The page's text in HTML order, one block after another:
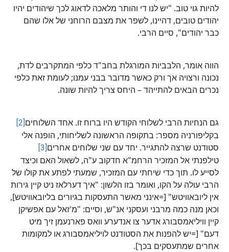
להיות גוי טוב. "יש לנו די והותר מלאכה לדאוג לכך שיהודים יהיו
יהודים טובים, דהיינו, לשפר את מצבם הרוחני של אלו שהם
כבר יהודים", סיים הרבי.
הווה אומר, הלבביות המורגלת בחב"ד כלפי המתקרבים לדת,
נכונה ורצויה אך ורק כאשר מדובר בבני עמנו; לעומת זאת כלפי
נכרים הבאים להתייהד – היחס צריך להיות שונה.
גם הנחיות הרבי לשלוחי הקודש היו ברוח זו. אחד השלוחים[2]
בקליפורניה מספר: בתקופה הראשונה לשליחותי, הופנה אלי
סטודנט שרצה להתגייר. יחד עם שני שלוחים אחרים[3]
טילפנתי אל המזכיר הרחמ"א חדקוב ע"ה, לשאול האם וכיצד
לסייע לו. תוך כדי שיחתי עם המזכיר, שמעתי לפתע את קולו של
הרבי עולה על הקו, ואומר בזו הלשון: "איך דערלאז ניט קיין גירות
אין ליובאוויטש" [=אינני מאשר התעסקות בגיורים בליובאוויטש],
וכאן מנה כמה מרבני ועסקני אנ"ש, וסיים: "מ'זאל עם אפשיקן
קיין וויליאמסבורג אדער צו אנדערע וואס פארנעמן זיך מיט
דעם" [=יש להפנות את הסטודנט לויליאמסבורג או למקומות
אחרים שמתעסקים בכך].